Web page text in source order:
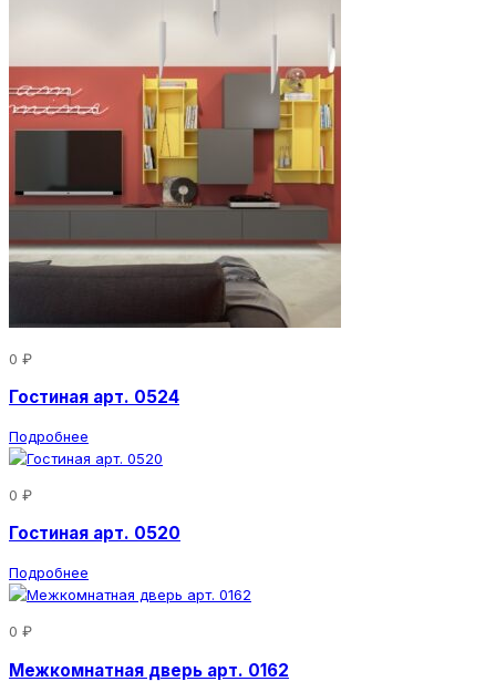
0 ₽
Гостиная арт. 0524
Подробнее
0 ₽
Гостиная арт. 0520
Подробнее
0 ₽
Межкомнатная дверь арт. 0162